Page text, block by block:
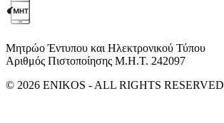
Μητρώο Έντυπου και Ηλεκτρονικού Τύπου
Αριθμός Πιστοποίησης Μ.Η.Τ. 242097
© 2026 ENIKOS - ALL RIGHTS RESERVED